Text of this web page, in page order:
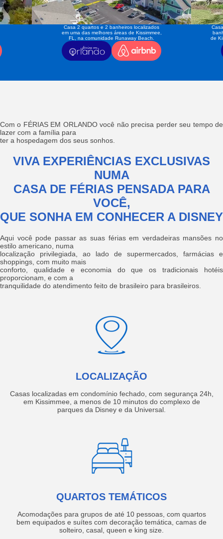
Casa 2 quartos e 2 banheiros localizados
em uma das melhores áreas de Kissimmee,
FL, na comunidade Runaway Beach.
de
Com o FÉRIAS EM ORLANDO você não precisa perder seu tempo de
lazer com a família para
ter a hospedagem dos seus sonhos.
VIVA EXPERIÊNCIAS EXCLUSIVAS
NUMA
CASA DE FÉRIAS PENSADA PARA
VOCÊ,
QUE SONHA EM CONHECER A DISNEY
Aqui você pode passar as suas férias em verdadeiras mansões no
estilo americano, numa
localização privilegiada, ao lado de supermercados, farmácias e
shoppings, com muito mais
conforto, qualidade e economia do que os tradicionais hotéis
proporcionam, e com a
tranquilidade do atendimento feito de brasileiro para brasileiros.
LOCALIZAÇÃO
Casas localizadas em condomínio fechado, com segurança 24h,
em Kissimmee, a menos de 10 minutos do complexo de
parques da Disney e da Universal.
QUARTOS TEMÁTICOS
Acomodações para grupos de até 10 pessoas, com quartos
bem equipados e suítes com decoração temática, camas de
solteiro, casal, queen e king size.